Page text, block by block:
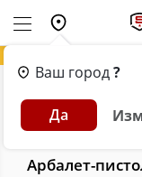
Ваш город?
Да
Главная Каталог
Арбалет-пистолет
Арбалет-